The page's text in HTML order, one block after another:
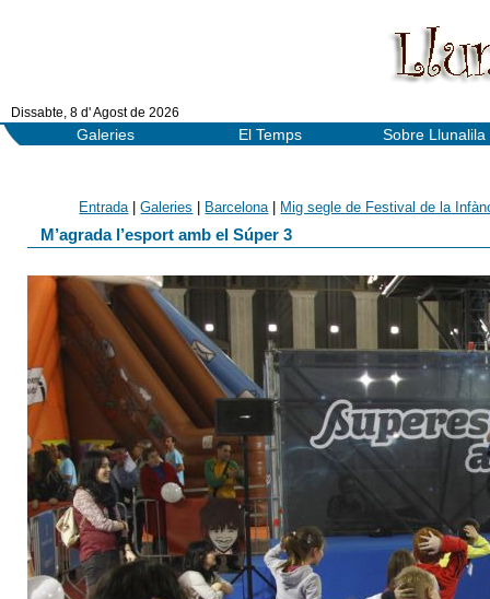
Dissabte, 8 d' Agost de 2026
Galeries El Temps Sobre Llunalila
Entrada|Galeries Barcelona| Mig segle de Festival de la
M’agrada l’esport amb el Súper 3